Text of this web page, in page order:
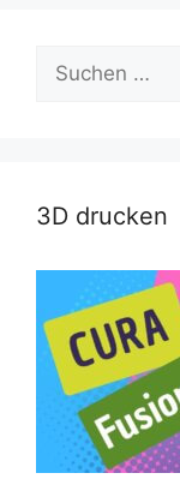
nach:
3D drucken